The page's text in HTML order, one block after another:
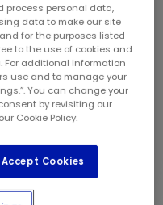
429 0621
Soni
par :
process personal data,
data to make our site
for the purposes listed
to the use of cookies and
For additional information
use and to manage your
You can change your
by revisiting our
Cookie Policy.
Accept Cookies